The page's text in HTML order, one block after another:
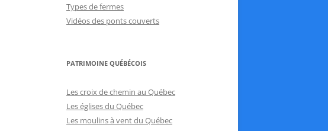
Types de fermes
Vidéos des ponts couverts
PATRIMOINE QUÉBÉCOIS
Les croix de chemin au Québec
Les églises du Québec
Les moulins à vent du Québec